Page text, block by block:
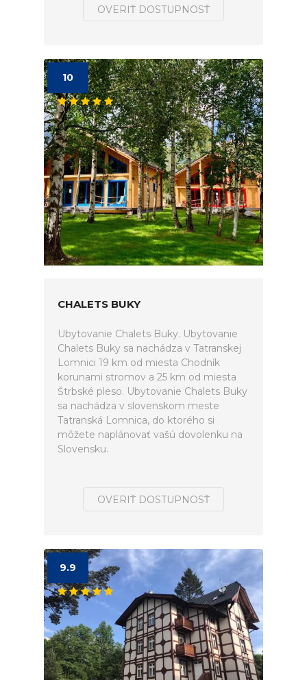
OVERIŤ DOSTUPNOSŤ
10
CHALETS BUKY
Ubytovanie Chalets Buky. Ubytovanie
Chalets Buky sa nachádza v Tatranskej
Lomnici 19 km od miesta Chodník
korunami stromov a 25 km od miesta
Štrbské pleso. Ubytovanie Chalets Buky
sa nachádza v slovenskom meste
Tatranská Lomnica, do ktorého si
môžete naplánovať vašú dovolenku na
Slovensku.
OVERIŤ DOSTUPNOSŤ
9.9